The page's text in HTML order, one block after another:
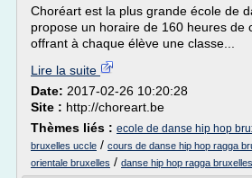
Choréart est la plus grande école de
propose un horaire de 160 heures de
offrant à chaque élève une classe...
Lire la suite
Date: 2017-02-26 10:20:28
Site : http://choreart.be
Thèmes liés : ecole de danse hip hop
bruxelles uccle / cours de danse hip hop ragga
orientale bruxelles / danse hip hop ragga bruxelles